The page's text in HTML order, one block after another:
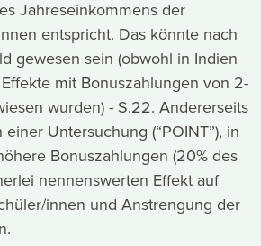
Jahreseinkommens der
entspricht. Das könnte nach
gewesen sein (obwohl in Indien
mit Bonuszahlungen von 2-
wurden) - S.22. Andererseits
Untersuchung (“POINT”), in
Bonuszahlungen (20% des
nennenswerten Effekt auf
innen und Anstrengung der